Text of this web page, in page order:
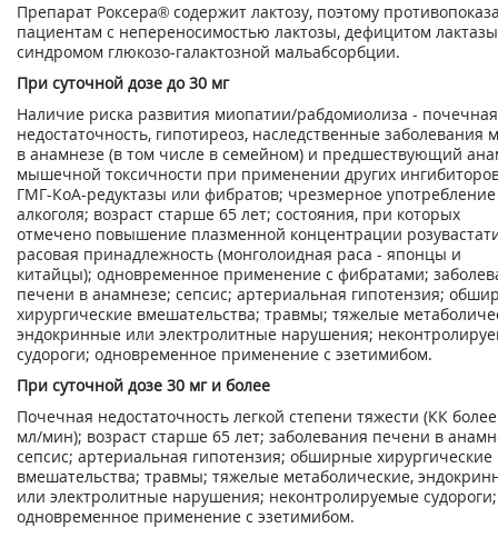
Препарат Роксера® содержит лактозу, поэтому
пациентам с непереносимостью лактозы, дефицитом
синдромом глюкозо-галактозной мальабсорбции.
При суточной дозе до 30 мг
Наличие риска развития миопатии/рабдомиолиза - почечная
недостаточность, гипотиреоз, наследственные
в анамнезе (в том числе в семейном) и предшествующий
мышечной токсичности при применении других
ГМГ-КоА-редуктазы или фибратов; чрезмерное употребление
алкоголя; возраст старше 65 лет; состояния, при которых
отмечено повышение плазменной концентрации
расовая принадлежность (монголоидная раса - японцы и
китайцы); одновременное применение с фибратами;
печени в анамнезе; сепсис; артериальная гипотензия;
хирургические вмешательства; травмы; тяжелые
эндокринные или электролитные нарушения;
судороги; одновременное применение с эзетимибом.
При суточной дозе 30 мг и более
Почечная недостаточность легкой степени тяжести (КК
мл/мин); возраст старше 65 лет; заболевания печени в
сепсис; артериальная гипотензия; обширные хирургические
вмешательства; травмы; тяжелые метаболические,
или электролитные нарушения; неконтролируемые судороги;
одновременное применение с эзетимибом.